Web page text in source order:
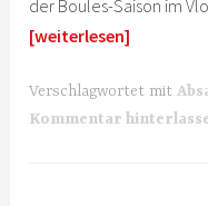
der Boules-Saison im
[weiterlesen]
Verschlagwortet mit
Kommentar